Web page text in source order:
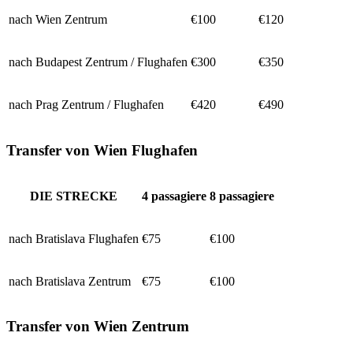
nach Wien Zentrum €100 €120
nach Budapest Zentrum / Flughafen €300 €350
nach Prag Zentrum / Flughafen €420 €490
Transfer von Wien Flughafen
DIE STRECKE 4 passagiere 8 passagiere
nach Bratislava Flughafen €75 €100
nach Bratislava Zentrum €75 €100
Transfer von Wien Zentrum